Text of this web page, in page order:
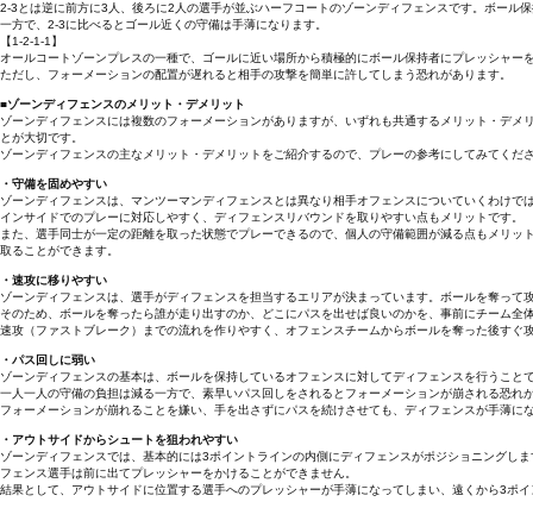
2-3とは逆に前方に3人、後ろに2人の選手が並ぶハーフコートのゾーンディフェンスです。ボール
一方で、2-3に比べるとゴール近くの守備は手薄になります。
【1-2-1-1】
オールコートゾーンプレスの一種で、ゴールに近い場所から積極的にボール保持者にプレッシャ
ただし、フォーメーションの配置が遅れると相手の攻撃を簡単に許してしまう恐れがあります。
■ゾーンディフェンスのメリット・デメリット
ゾーンディフェンスには複数のフォーメーションがありますが、いずれも共通するメリット・デ
とが大切です。
ゾーンディフェンスの主なメリット・デメリットをご紹介するので、プレーの参考にしてみてくだ
・守備を固めやすい
ゾーンディフェンスは、マンツーマンディフェンスとは異なり相手オフェンスについていくわけ
インサイドでのプレーに対応しやすく、ディフェンスリバウンドを取りやすい点もメリットです。
また、選手同士が一定の距離を取った状態でプレーできるので、個人の守備範囲が減る点もメリ
取ることができます。
・速攻に移りやすい
ゾーンディフェンスは、選手がディフェンスを担当するエリアが決まっています。ボールを奪っ
そのため、ボールを奪ったら誰が走り出すのか、どこにパスを出せば良いのかを、事前にチーム全
速攻（ファストブレーク）までの流れを作りやすく、オフェンスチームからボールを奪った後すぐ
・パス回しに弱い
ゾーンディフェンスの基本は、ボールを保持しているオフェンスに対してディフェンスを行うこ
一人一人の守備の負担は減る一方で、素早いパス回しをされるとフォーメーションが崩される恐れ
フォーメーションが崩れることを嫌い、手を出さずにパスを続けさせても、ディフェンスが手薄に
・アウトサイドからシュートを狙われやすい
ゾーンディフェンスでは、基本的には3ポイントラインの内側にディフェンスがポジショニング
フェンス選手は前に出てプレッシャーをかけることができません。
結果として、アウトサイドに位置する選手へのプレッシャーが手薄になってしまい、遠くから3ポ